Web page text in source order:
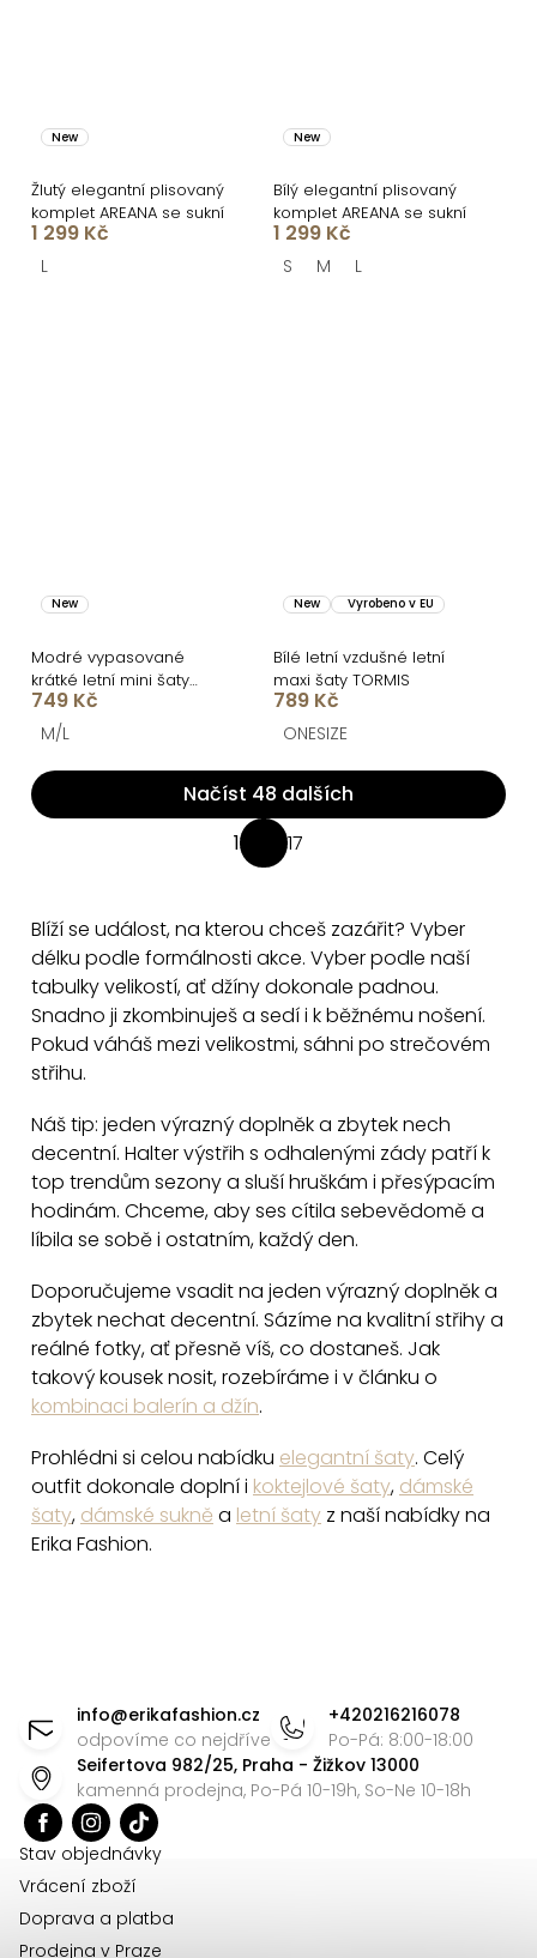
New
Žlutý elegantní plisovaný
komplet AREANA se sukní
1 299 Kč
L
New
Bílý elegantní plisovaný
komplet AREANA se sukní
1 299 Kč
S M L
New
Modré vypasované
krátké letní mini šaty
ORSELLE
749 Kč
M/L
New Vyrobeno v EU
Bílé letní vzdušné letní
maxi šaty TORMIS
789 Kč
ONESIZE
O
v
á
d
a
c
í
r
v
k
y
v
p
i
s
u
Načíst 48 dalších
S
á
n
k
o
v
í
1 17
Blíží se událost, na kterou chceš zazářit? Vyber
délku podle formálnosti akce. Vyber podle naší
tabulky velikostí, ať džíny dokonale padnou.
Snadno ji zkombinuješ a sedí i k běžnému nošení.
Pokud váháš mezi velikostmi, sáhni po strečovém
střihu.
Náš tip: jeden výrazný doplněk a zbytek nech
decentní. Halter výstřih s odhalenými zády patří k
top trendům sezony a sluší hruškám i přesýpacím
hodinám. Chceme, aby ses cítila sebevědomě a
líbila se sobě i ostatním, každý den.
Doporučujeme vsadit na jeden výrazný doplněk a
zbytek nechat decentní. Sázíme na kvalitní střihy a
reálné fotky, ať přesně víš, co dostaneš. Jak
takový kousek nosit, rozebíráme i v článku o
kombinaci balerín a džín.
Prohlédni si celou nabídku elegantní šaty. Celý
outfit dokonale doplní i koktejlové šaty, dámské
šaty, dámské sukně a letní šaty z naší nabídky na
Erika Fashion.
info@erikafashion.cz
odpovíme co nejdříve
+420216216078
Po-Pá: 8:00-18:00
Seifertova 982/25, Praha - Žižkov 13000
kamenná prodejna, Po-Pá 10-19h, So-Ne 10-18h
Stav objednávky
Vrácení zboží
Doprava a platba
Prodejna v Praze